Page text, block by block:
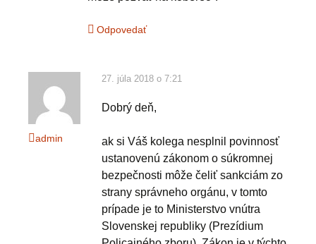
Odpovedať
admin
27. júla 2018 o 7:21
Dobrý deň,
ak si Váš kolega nesplnil povinnosť
ustanovenú zákonom o súkromnej
bezpečnosti môže čeliť sankciám zo
strany správneho orgánu, v tomto
prípade je to Ministerstvo vnútra
Slovenskej republiky (Prezídium